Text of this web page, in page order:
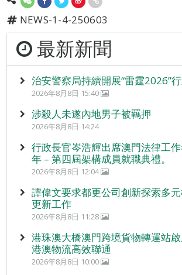
NEWS-1-4-250603
最新新聞
治安警察局持續開展“雷霆2026”
2026年8月8日 15:40
涉殺人未遂內地男子被羈押
2026年8月8日 14:24
行政長官岑浩輝出席澳門法律工
年 – 第四屆架構成員就職典禮。
2026年8月8日 12:04
譚偉文要求都更公司創新探索多
更新工作
2026年8月8日 11:28
港珠澳大橋澳門跨境貨物轉運站
港澳物流高效聯通
2026年8月8日 10:00